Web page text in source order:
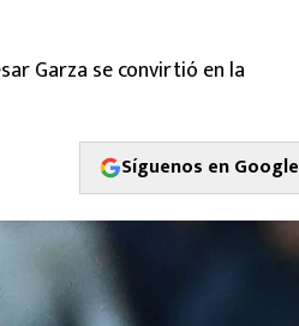
Garza se convirtió en la
Síguenos en Google